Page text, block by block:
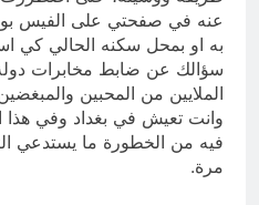
عنه في صفحتي على الفيس
به او بمحل سكنه الحالي كي
سؤالك عن ضابط مخابرات
الملايين من المحبين
وانت تعيش في بغداد وفي هذا
فيه من الخطورة ما يستدعي
مرة.